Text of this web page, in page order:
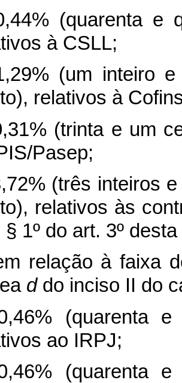
(quarenta e
à CSLL;
(um inteiro
relativos à
(trinta e um
Pasep;
(três inteiros
relativos às
§ 1º do art. 3º
relação à faixa
d do inciso II do
(quarenta
ao IRPJ;
(quarenta